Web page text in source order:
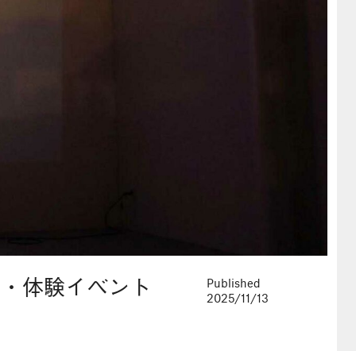
体験イベント
Published
2025/11/13